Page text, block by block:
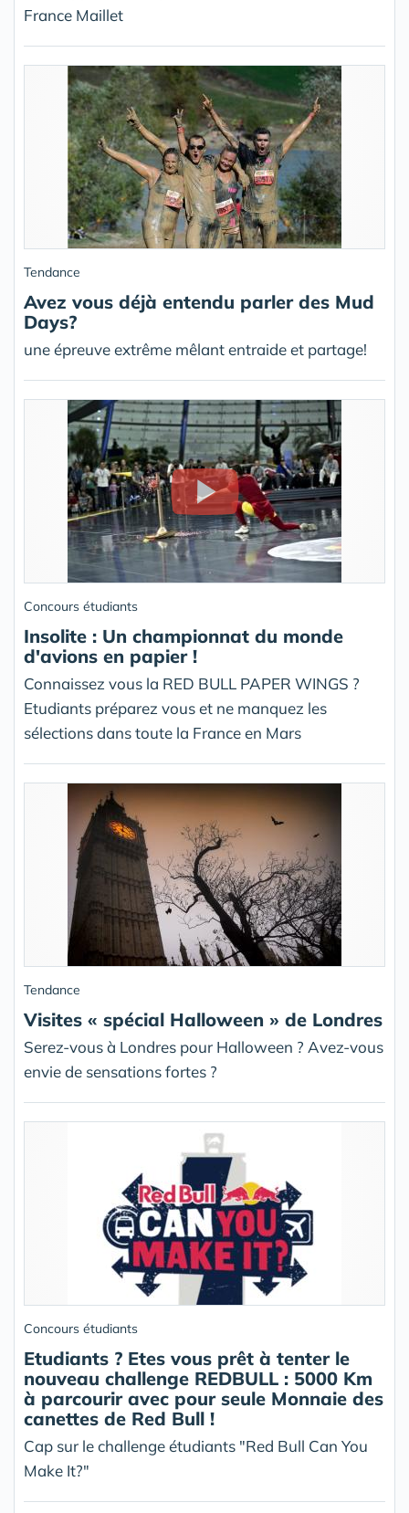
France Maillet
Tendance
Avez vous déjà entendu parler des Mud
Days?
une épreuve extrême mêlant entraide et partage!
Concours étudiants
Insolite : Un championnat du monde
d'avions en papier !
Connaissez vous la RED BULL PAPER WINGS ?
Etudiants préparez vous et ne manquez les
sélections dans toute la France en Mars
Tendance
Visites « spécial Halloween » de Londres
Serez-vous à Londres pour Halloween ? Avez-vous
envie de sensations fortes ?
Concours étudiants
Etudiants ? Etes vous prêt à tenter le
nouveau challenge REDBULL : 5000 Km
à parcourir avec pour seule Monnaie des
canettes de Red Bull !
Cap sur le challenge étudiants "Red Bull Can You
Make It?"